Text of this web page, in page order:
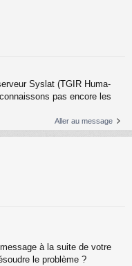
Syslat (TGIR Huma-
pas encore les
Aller au message
à la suite de votre
le problème ?